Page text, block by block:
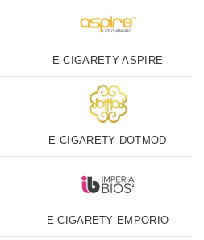
E-CIGARETY ASPIRE
E-CIGARETY DOTMOD
E-CIGARETY EMPORIO